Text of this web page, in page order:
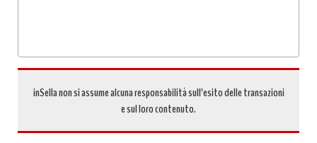
inSella non si assume alcuna responsabilità sull’esito delle transazioni
e sul loro contenuto.